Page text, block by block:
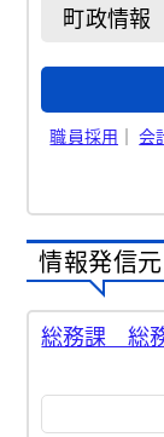
町政情報
職員採用 ｜会
情報発信元
総務課 総